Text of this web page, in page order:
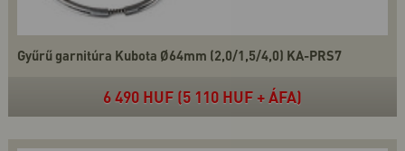
Gyűrű garnitúra Kubota Ø64mm (2,0/1,5/4,0) KA-PRS7
6 490 HUF (5 110 HUF + ÁFA)